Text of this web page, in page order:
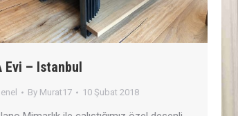
Evi – Istanbul
By Murat17 10 Şubat 2018